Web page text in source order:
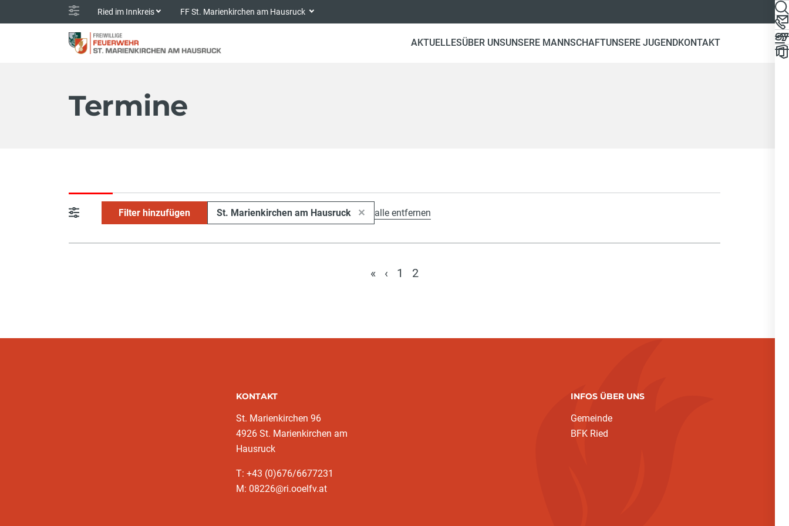
Ried im Innkreis FF St. Marienkirchen am Hausruck
AKTUELLESÜBER UNSUNSERE MANNSCHAFTUNSERE JUGENDKONTAKT
Termine
Filter hinzufügen St. Marienkirchen am Hausruck alle entfernen
« ‹ 1 2
KONTAKT
St. Marienkirchen 96
4926 St. Marienkirchen am
Hausruck
T: +43 (0)676/6677231
M: 08226@ri.ooelfv.at
INFOS ÜBER UNS
Gemeinde
BFK Ried